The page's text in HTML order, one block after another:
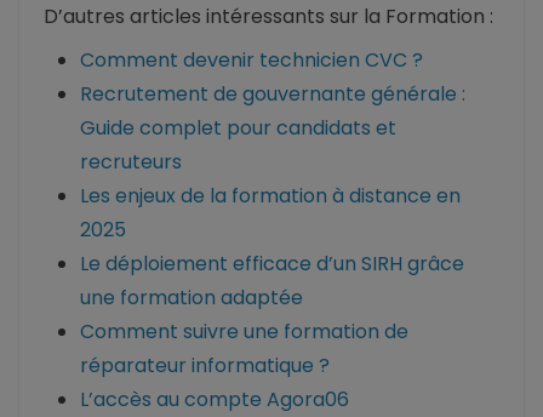
D’autres articles intéressants sur la Formation :
Comment devenir technicien CVC ?
Recrutement de gouvernante générale :
Guide complet pour candidats et
recruteurs
Les enjeux de la formation à distance en
2025
Le déploiement efficace d’un SIRH grâce
une formation adaptée
Comment suivre une formation de
réparateur informatique ?
L’accès au compte Agora06